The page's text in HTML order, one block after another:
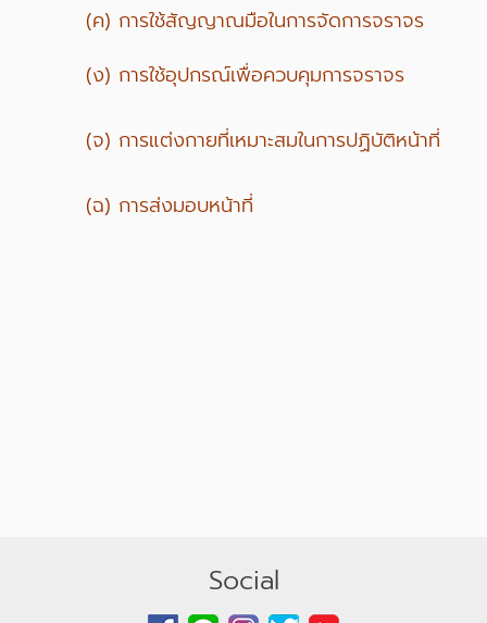
(ค) การใช้สัญญาณมือในการจัดการจราจร
(ง) การใช้อุปกรณ์เพื่อควบคุมการจราจร
(จ) การแต่งกายที่เหมาะสมในการปฏิบัติหน้าที่
(ฉ) การส่งมอบหน้าที่
Social